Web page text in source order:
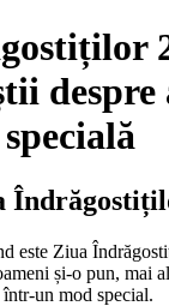
despre
este Ziua
și-o pun, mai
într-un mod special.